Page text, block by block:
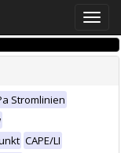
Toggle
Stromlinien
CAPE/LI